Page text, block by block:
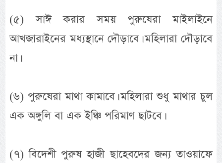
(৫) সাঈ করার সময় পুরুষেরা মাইলাইনে
আখজারাইনের মধ্যস্থানে দৌড়াবে। মহিলারা দৌড়াবে
না।
(৬) পুরুষেরা মাথা কামাবে। মহিলারা শুধু মাথার চুল
এক অঙ্গুলি বা এক ইঞ্চি পরিমাণ ছাটবে।
(৭) বিদেশী পুরুষ হাজী ছাহেবদের জন্য তাওয়াফে